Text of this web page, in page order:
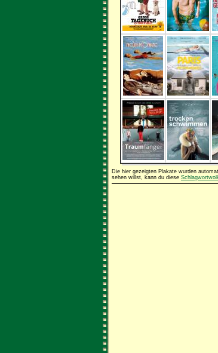
Die hier gezeigten Plakate wurden
sehen willst, kann du diese